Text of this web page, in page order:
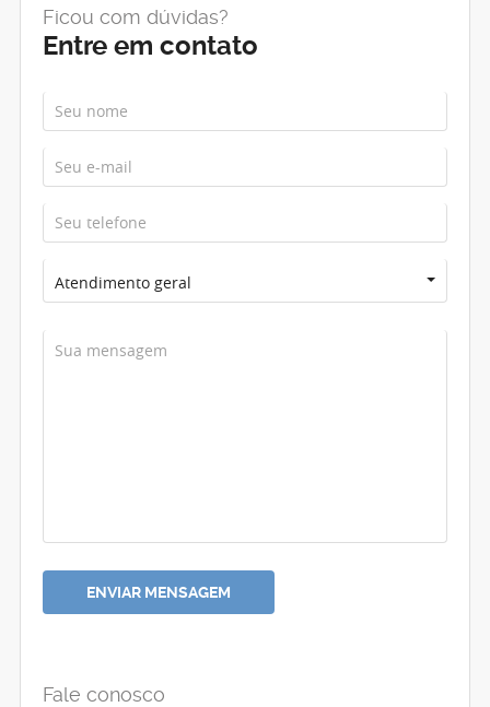
Ficou com dúvidas?
Entre em contato
Atendimento geral
Fale conosco